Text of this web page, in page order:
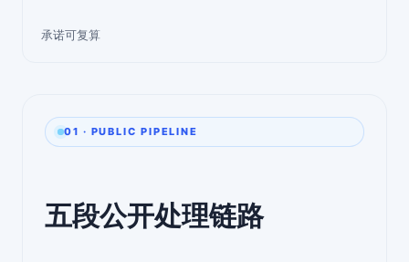
承诺可复算
01 · PUBLIC PIPELINE
五段公开处理链路